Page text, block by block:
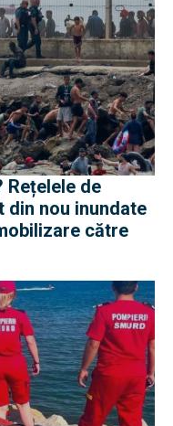
Rețelele de
nou inundate
către